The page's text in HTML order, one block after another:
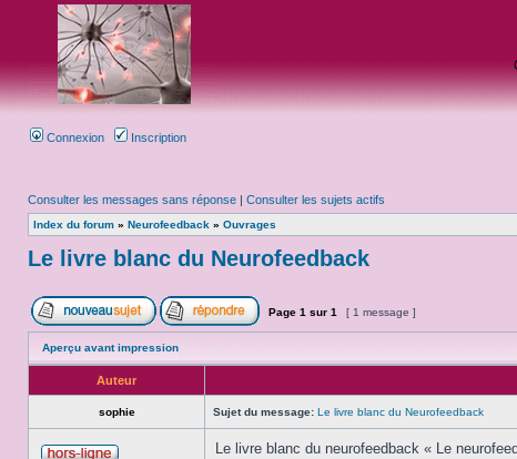
Connexion Inscription
Consulter les messages sans réponse | Consulter les sujets actifs
Index du forum » Neurofeedback » Ouvrages
Le livre blanc du Neurofeedback
Page 1 sur 1 [ 1 message ]
Aperçu avant impression
Auteur
sophie Sujet du message: Le livre blanc du Neurofeedback
Le livre blanc du neurofeedback « Le